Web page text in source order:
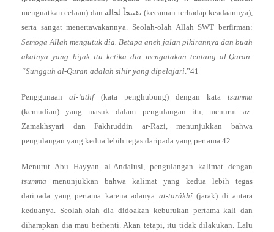
menguatkan celaan) dan تقبيحاً لحاله (kecaman terhadap keadaannya),
serta sangat menertawakannya. Seolah-olah Allah SWT berfirman:
Semoga Allah mengutuk dia. Betapa aneh jalan pikirannya dan buah
akalnya yang bijak itu ketika dia mengatakan tentang al-Quran:
“Sungguh al-Quran adalah sihir yang dipelajari .”41
Penggunaan al-‘athf (kata penghubung) dengan kata tsumma
(kemudian) yang masuk dalam pengulangan itu, menurut az-
Zamakhsyari dan Fakhruddin ar-Razi, menunjukkan bahwa
pengulangan yang kedua lebih tegas daripada yang pertama.42
Menurut Abu Hayyan al-Andalusi, pengulangan kalimat dengan
tsumma menunjukkan bahwa kalimat yang kedua lebih tegas
daripada yang pertama karena adanya at-tarâkhî (jarak) di antara
keduanya. Seolah-olah dia didoakan keburukan pertama kali dan
diharapkan dia mau berhenti. Akan tetapi, itu tidak dilakukan. Lalu